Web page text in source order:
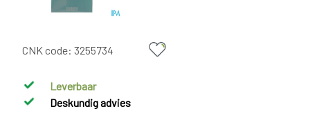
CNK code: 3255734
Leverbaar
Deskundig advies